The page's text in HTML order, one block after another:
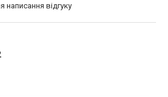
написання відгуку